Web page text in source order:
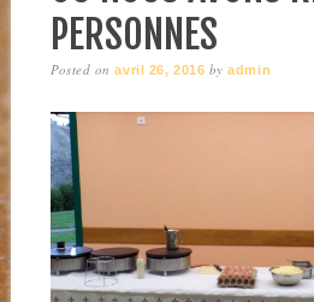
PERSONNES
Posted onavril 26, 2016 byadmin